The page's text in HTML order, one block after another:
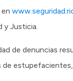
y Justicia.
de denuncias